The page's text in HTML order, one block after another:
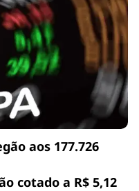
aos 177.726
cotado a R$ 5,12